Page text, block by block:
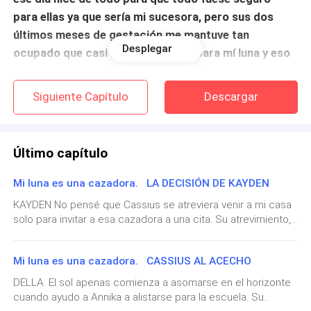
para ellas ya que sería mi sucesora, pero sus dos
últimos meses de gestación me mantuve tan
ocupado que casi no tenía tiempo para mí luna y eso
estuviera el alumbramiento me mantuve de viaje no
quería dejarla sola, pero era mi deber como Alpha
Jamás contemple lo que sucedería después, si lo
hubiera sabido no hubiera hecho esa reunión tan
fue demasiado tarde ella había desaparecido y en su
flote y no he sucumbido al abismo y también porque
sé que en alguna parte podría estar mi luna; tengo la
esperanza de que este viva…
Desplegar
Siguiente Capítulo Descargar
Último capítulo
Mi luna es una cazadora. LA DECISIÓN DE KAYDEN
KAYDEN No pensé que Cassius se atreviera venir a mi casa
solo para invitar a esa cazadora a una cita. Su atrevimiento,
su mirada conecta con la mía. Le sonrió pero ella tiene esa
mirada que me hace estremecer. Está enojada.Ella es la
única que tiene la capacidad de lograr que cualquier
decisión que tome se tambalee. Esa pequeña no solo sabe
Mi luna es una cazadora. CASSIUS AL ACECHO
DELLA. El sol apenas comienza a asomarse en el horizonte
cuando ayudo a Annika a alistarse para la escuela. Su